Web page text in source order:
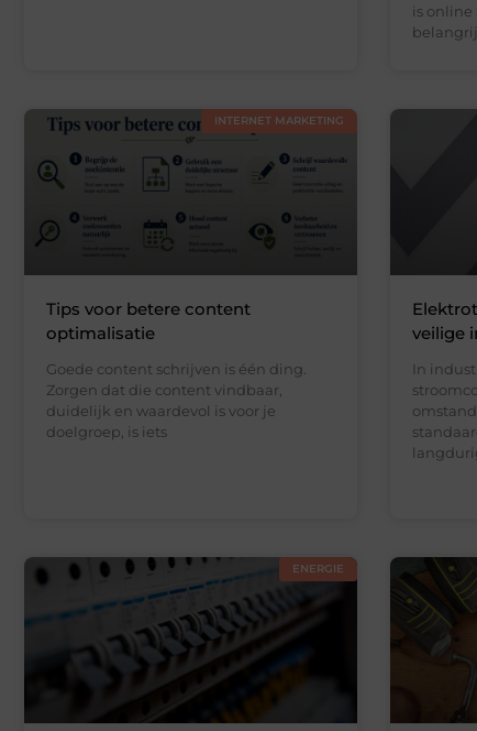
is online
INTERNET MARKETING
Tips voor betere content
optimalisatie
Goede content schrijven is één ding.
Zorgen dat die content vindbaar,
duidelijk en waardevol is voor je
doelgroep, is iets
veilige
In
ENERGIE